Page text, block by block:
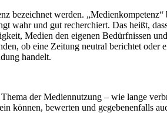
bezeichnet werden.
wahr und gut recherchiert. Das heißt,
Medien den eigenen Bedürfnissen
ob eine Zeitung neutral berichtet
handelt.
der Mediennutzung – wie lange
können, bewerten und gegebenenfalls